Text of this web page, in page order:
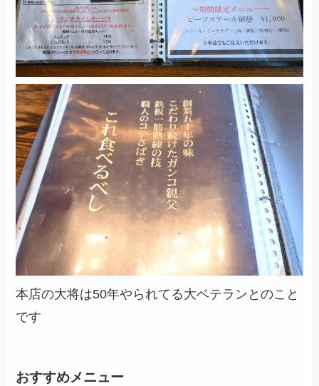
本店の大将は50年やられてる大ベテランとのこと
です
おすすめメニュー